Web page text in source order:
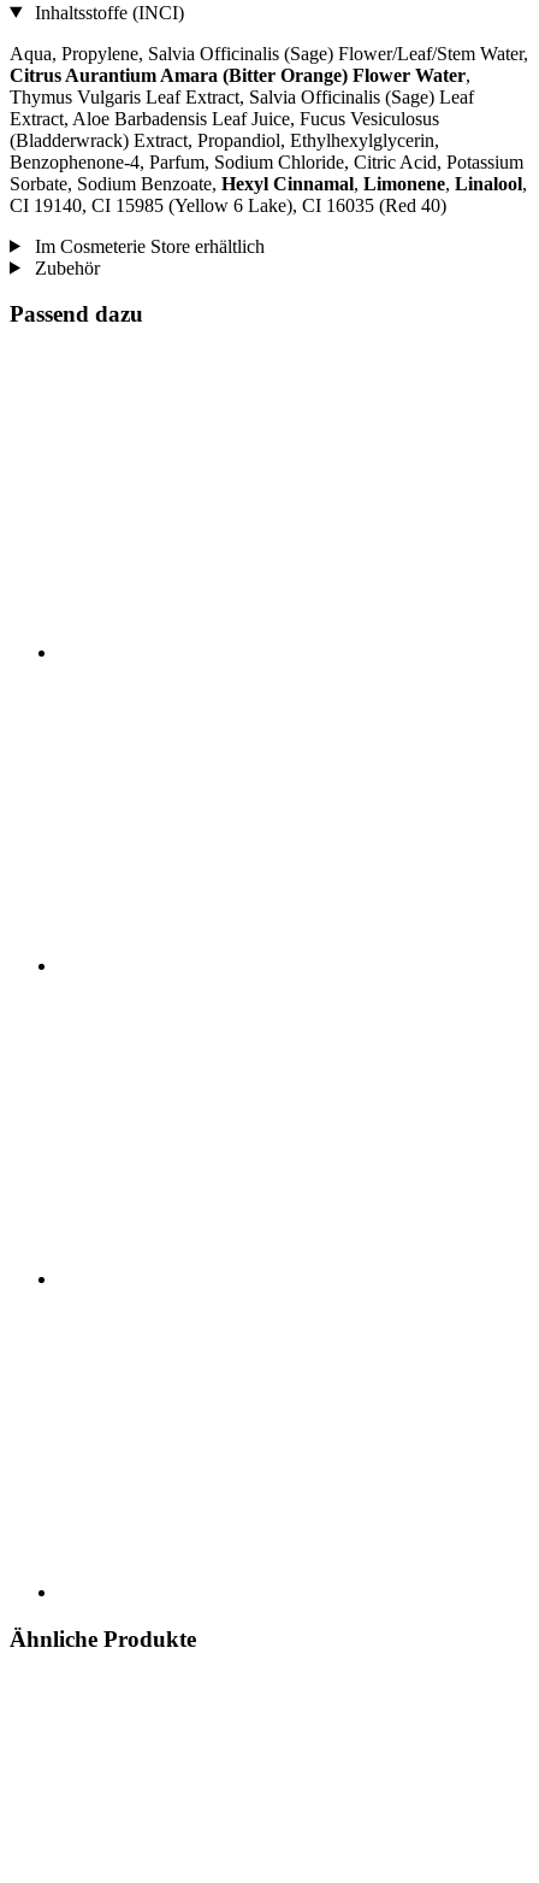
Inhaltsstoffe (INCI)
Aqua, Propylene, Salvia Officinalis (Sage) Flower/Leaf/Stem Water,
Citrus Aurantium Amara (Bitter Orange) Flower Water,
Thymus Vulgaris Leaf Extract, Salvia Officinalis (Sage) Leaf
Extract, Aloe Barbadensis Leaf Juice, Fucus Vesiculosus
(Bladderwrack) Extract, Propandiol, Ethylhexylglycerin,
Benzophenone-4, Parfum, Sodium Chloride, Citric Acid, Potassium
Sorbate, Sodium Benzoate, Hexyl Cinnamal, Limonene, Linalool,
CI 19140, CI 15985 (Yellow 6 Lake), CI 16035 (Red 40)
Im Cosmeterie Store erhältlich
Zubehör
Passend dazu
Ähnliche Produkte